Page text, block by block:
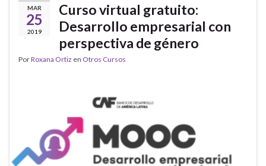
MAR
25
2019
Curso virtual gratuito:
Desarrollo empresarial con
perspectiva de género
PorRoxana Ortiz en Otros Cursos